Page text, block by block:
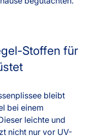
Stoffen für
bleibt
bei einem
leichte und
nicht nur vor UV-